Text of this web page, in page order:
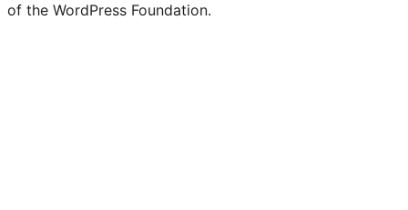
of the WordPress Foundation.